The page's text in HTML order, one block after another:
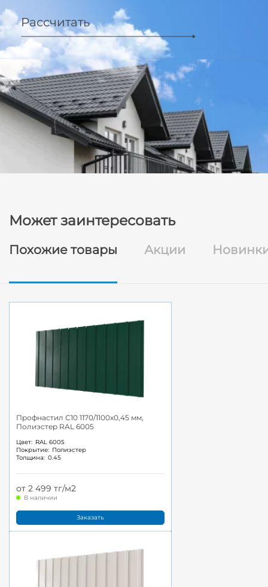
Рассчитать
Может заинтересовать
Похожие товары Акции
Профнастил С10 1170/1100x0,45 мм,
Полиэстер RAL 6005
Цвет: RAL 6005
Покрытие: Полиэстер
Толщина: 0.45
от 2 499 тг/м2
В наличии
Заказать